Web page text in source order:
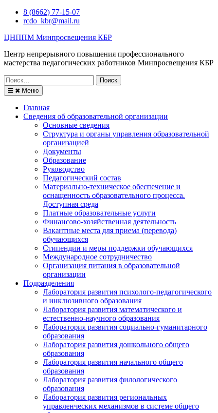
Перейти8 (8662) 77-15-07
rcdo_kbr@mail.ru
ЦНППМ Минпросвещения КБР
Центр непрерывного повышения профессионального
мастерства педагогических работников Минпросвещения КБР
Искать:
Меню
Главная
Сведения об образовательной организации
Основные сведения
Структура и органы управления образовательной
организацией
Документы
Образование
Руководство
Педагогический состав
Материально-техническое обеспечение и
оснащенность образовательного процесса.
Доступная среда
Платные образовательные услуги
Финансово-хозяйственная деятельность
Вакантные места для приема (перевода)
обучающихся
Стипендии и меры поддержки обучающихся
Международное сотрудничество
Организация питания в образовательной
организации
Подразделения
Лаборатория развития психолого-педагогического
и инклюзивного образования
Лаборатория развития математического и
естественно-научного образования
Лаборатория развития социально-гуманитарного
образования
Лаборатория развития дошкольного общего
образования
Лаборатория развития начального общего
образования
Лаборатория развития филологического
образования
Лаборатория развития региональных
управленческих механизмов в системе общего